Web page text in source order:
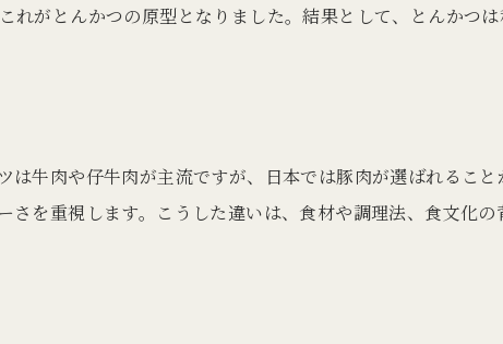
界進出の歴史を解説
んかつの国際的な評価
がとんかつの原型となりました。結果として、とんかつ
牛肉や仔牛肉が主流ですが、日本では豚肉が選ばれるこ
を重視します。こうした違いは、食材や調理法、食文化の